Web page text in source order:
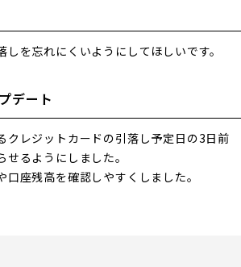
を忘れにくいようにしてほしいです。
デート
クレジットカードの引落し予定日の3日前
るようにしました。
座残高を確認しやすくしました。